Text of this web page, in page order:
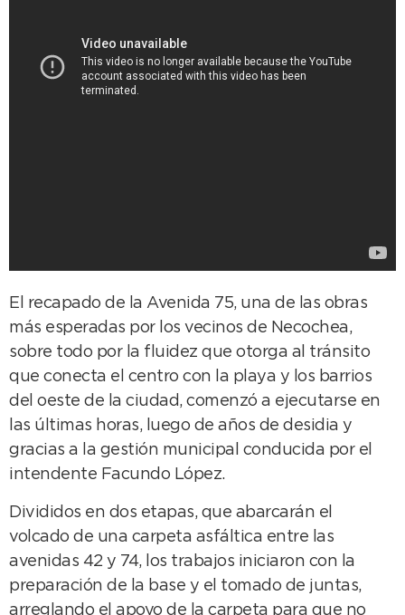
El recapado de la Avenida 75, una de las obras
más esperadas por los vecinos de Necochea,
sobre todo por la fluidez que otorga al tránsito
que conecta el centro con la playa y los barrios
del oeste de la ciudad, comenzó a ejecutarse en
las últimas horas, luego de años de desidia y
gracias a la gestión municipal conducida por el
intendente Facundo López.
Divididos en dos etapas, que abarcarán el
volcado de una carpeta asfáltica entre las
avenidas 42 y 74, los trabajos iniciaron con la
preparación de la base y el tomado de juntas,
arreglando el apoyo de la carpeta para que no